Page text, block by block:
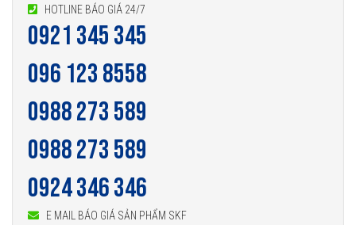
HOTLINE BÁO GIÁ 24/7
0921 345 345
096 123 8558
0988 273 589
0988 273 589
0924 346 346
E MAIL BÁO GIÁ SẢN PHẨM SKF